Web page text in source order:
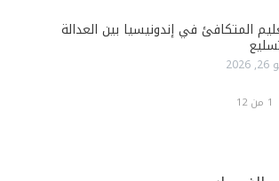
المتكافئ في إندونيسيا بين العدالة
1 من 12